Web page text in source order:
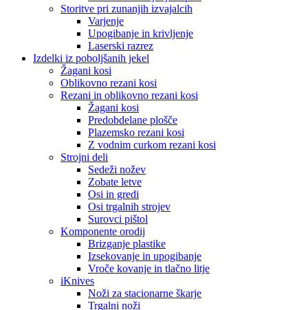
Storitve pri zunanjih izvajalcih
Varjenje
Upogibanje in krivljenje
Laserski razrez
Izdelki iz poboljšanih jekel
Žagani kosi
Oblikovno rezani kosi
Rezani in oblikovno rezani kosi
Žagani kosi
Predobdelane plošče
Plazemsko rezani kosi
Z vodnim curkom rezani kosi
Strojni deli
Sedeži nožev
Zobate letve
Osi in gredi
Osi trgalnih strojev
Surovci pištol
Komponente orodij
Brizganje plastike
Izsekovanje in upogibanje
Vroče kovanje in tlačno litje
iKnives
Noži za stacionarne škarje
Trgalni noži